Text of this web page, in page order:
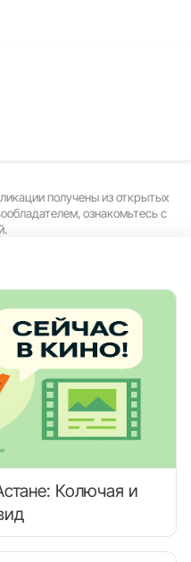
получены из открытых
ознакомьтесь с
Колючая и